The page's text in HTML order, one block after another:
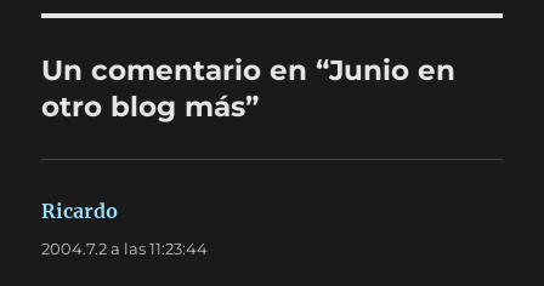
Un comentario en “Junio en
otro blog más”
Ricardo
2004.7.2 a las 11:23:44